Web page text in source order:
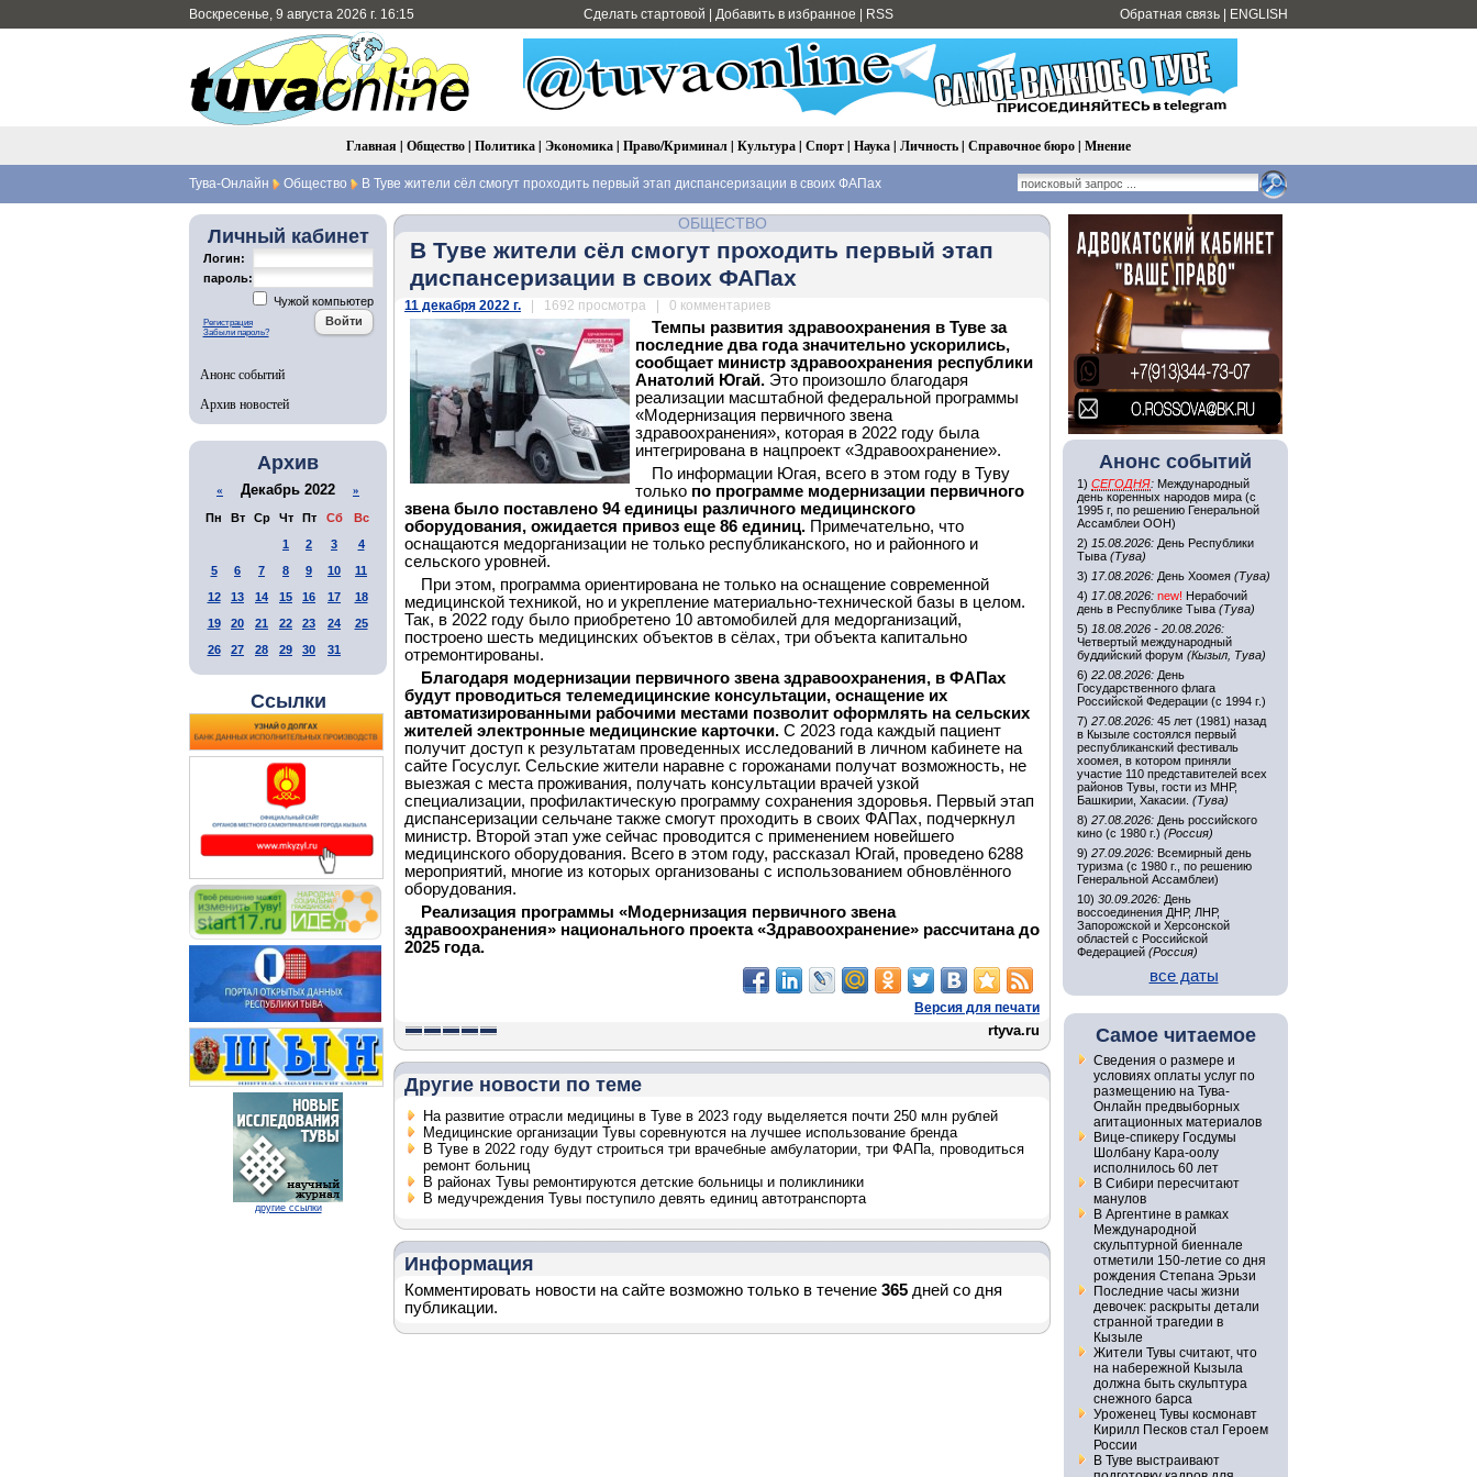
Воскресенье, 9 августа 2026 г. 16:15 Сделать стартовой Добавить в избранное RSS Обратная связь ENGLISH
Главная | Общество| Политика| Экономика| Право/Криминал| Культура| Спорт| Наука| Личность| Справочное бюро| Мнение
Тува-Онлайн Общество В Туве жители сёл смогут проходить первый этап диспансеризации в своих ФАПах
Личный кабинет
Логин:
пароль:
Чужой компьютер
Регистрация
Забыли пароль?
Анонс событий
Архив новостей
Архив
« Декабрь 2022 »
Пн Вт Ср Чт Пт Сб
Вс
1
2 3
4
5
6 7 8 9 10
11
12
13 14 15 16 17
18
19
20 21 22 23 24
25
26
27 28 29 30 31
Ссылки
другие ссылки
ОБЩЕСТВО
В Туве жители сёл смогут проходить первый этап
диспансеризации в своих ФАПах
11 декабря 2022 г. | 1692 просмотра | 0 комментариев
Темпы развития здравоохранения в Туве за
последние два года значительно ускорились,
сообщает министр здравоохранения республики
Анатолий Югай. Это произошло благодаря
реализации масштабной федеральной программы
«Модернизация первичного звена
здравоохранения», которая в 2022 году была
интегрирована в нацпроект «Здравоохранение».
По информации Югая, всего в этом году в Туву
только по программе модернизации первичного
звена было поставлено 94 единицы различного медицинского
оборудования, ожидается привоз еще 86 единиц. Примечательно, что
оснащаются медорганизации не только республиканского, но и районного и
сельского уровней.
При этом, программа ориентирована не только на оснащение современной
медицинской техникой, но и укрепление материально-технической базы в целом.
Так, в 2022 году было приобретено 10 автомобилей для медорганизаций,
построено шесть медицинских объектов в сёлах, три объекта капитально
отремонтированы.
Благодаря модернизации первичного звена здравоохранения, в ФАПах
будут проводиться телемедицинские консультации, оснащение их
автоматизированными рабочими местами позволит оформлять на сельских
жителей электронные медицинские карточки. С 2023 года каждый пациент
получит доступ к результатам проведенных исследований в личном кабинете на
сайте Госуслуг. Сельские жители наравне с горожанами получат возможность, не
выезжая с места проживания, получать консультации врачей узкой
специализации, профилактическую программу сохранения здоровья. Первый этап
диспансеризации сельчане также смогут проходить в своих ФАПах, подчеркнул
министр. Второй этап уже сейчас проводится с применением новейшего
медицинского оборудования. Всего в этом году, рассказал Югай, проведено 6288
мероприятий, многие из которых организованы с использованием обновлённого
оборудования.
Реализация программы «Модернизация первичного звена
здравоохранения» национального проекта «Здравоохранение» рассчитана до
2025 года.
Версия для печати
rtyva.ru
Другие новости по теме
На развитие отрасли медицины в Туве в 2023 году выделяется почти 250 млн рублей
Медицинские организации Тувы соревнуются на лучшее использование бренда
В Туве в 2022 году будут строиться три врачебные амбулатории, три ФАПа, проводиться
ремонт больниц
В районах Тувы ремонтируются детские больницы и поликлиники
В медучреждения Тувы поступило девять единиц автотранспорта
Информация
Комментировать новости на сайте возможно только в течение 365 дней со дня
публикации.
Анонс событий
1) СЕГОДНЯ: Международный
день коренных народов мира (с
1995 г, по решению Генеральной
Ассамблеи ООН)
2) 15.08.2026: День Республики
Тыва (Тува)
3) 17.08.2026: День Хоомея (Тува)
4) 17.08.2026: new! Нерабочий
день в Республике Тыва (Тува)
5) 18.08.2026 - 20.08.2026:
Четвертый международный
буддийский форум (Кызыл, Тува)
6) 22.08.2026: День
Государственного флага
Российской Федерации (с 1994 г.)
7) 27.08.2026: 45 лет (1981) назад
в Кызыле состоялся первый
республиканский фестиваль
хоомея, в котором приняли
участие 110 представителей всех
районов Тувы, гости из МНР,
Башкирии, Хакасии. (Тува)
8) 27.08.2026: День российского
кино (с 1980 г.) (Россия)
9) 27.09.2026: Всемирный день
туризма (с 1980 г., по решению
Генеральной Ассамблеи)
10) 30.09.2026: День
воссоединения ДНР, ЛНР,
Запорожской и Херсонской
областей с Российской
Федерацией (Россия)
все даты
Самое читаемое
Сведения о размере и
условиях оплаты услуг по
размещению на Тува-
Онлайн предвыборных
агитационных материалов
Вице-спикеру Госдумы
Шолбану Кара-оолу
исполнилось 60 лет
В Сибири пересчитают
манулов
В Аргентине в рамках
Международной
скульптурной биеннале
отметили 150-летие со дня
рождения Степана Эрьзи
Последние часы жизни
девочек: раскрыты детали
странной трагедии в
Кызыле
Жители Тувы считают, что
на набережной Кызыла
должна быть скульптура
снежного барса
Уроженец Тувы космонавт
Кирилл Песков стал Героем
России
В Туве выстраивают